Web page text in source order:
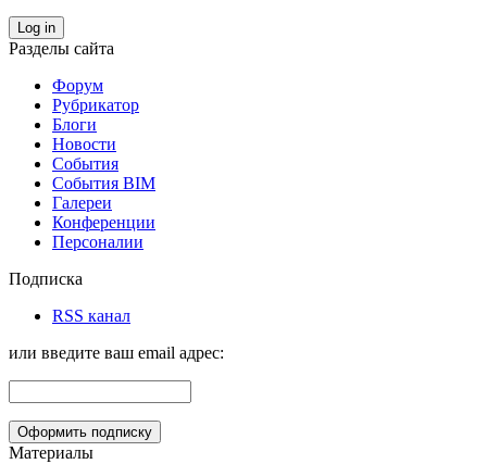
Log in
Разделы сайта
Форум
Рубрикатор
Блоги
Новости
События
События BIM
Галереи
Конференции
Персоналии
Подписка
RSS канал
или введите ваш email адрес:
Материалы